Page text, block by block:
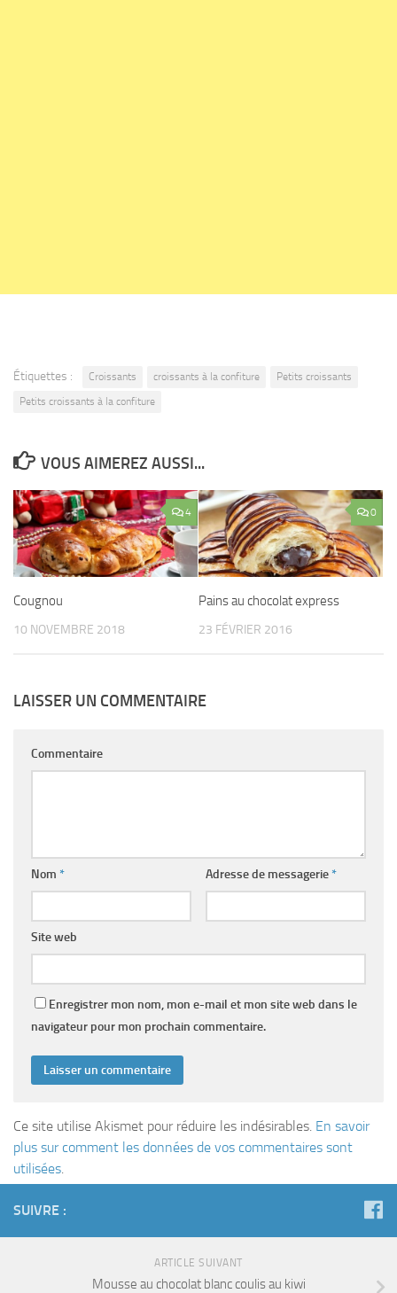
Étiquettes : Croissants croissants à la confiture
Petits croissants
Petits croissants à la confiture
VOUS AIMEREZ AUSSI...
4
Cougnou
10 NOVEMBRE 2018
0
Pains au chocolat express
23 FÉVRIER 2016
LAISSER UN COMMENTAIRE
Commentaire
Nom * Adresse de messagerie*
Site web
Enregistrer mon nom, mon e-mail et mon site web dans le
navigateur pour mon prochain commentaire.
Ce site utilise Akismet pour réduire les indésirables. En savoir
plus sur comment les données de vos commentaires sont
utilisées
SUIVRE :
ARTICLE SUIVANT
Mousse au chocolat blanc coulis au kiwi